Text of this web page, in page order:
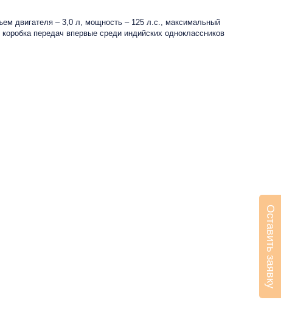
двигателя – 3,0 л, мощность – 125 л.с., максимальный
передач впервые среди индийских одноклассников
Оставить заявку